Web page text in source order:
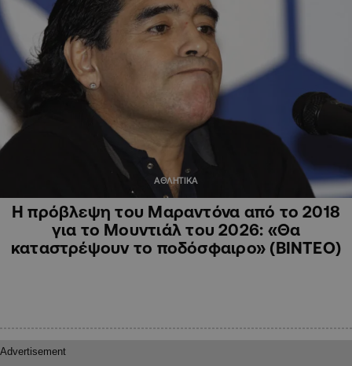
ΑΘΛΗΤΙΚΑ
Η πρόβλεψη του Μαραντόνα από το 2018
για το Μουντιάλ του 2026: «Θα
καταστρέψουν το ποδόσφαιρο» (ΒΙΝΤΕΟ)